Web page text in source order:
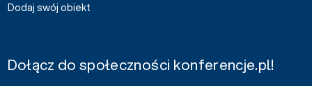
Dodaj swój obiekt
Dołącz do społeczności konferencje.pl!